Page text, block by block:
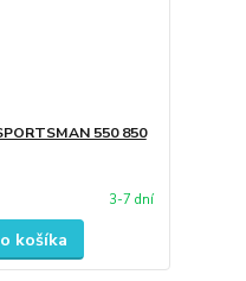
550 850
3-7 dní
košíka